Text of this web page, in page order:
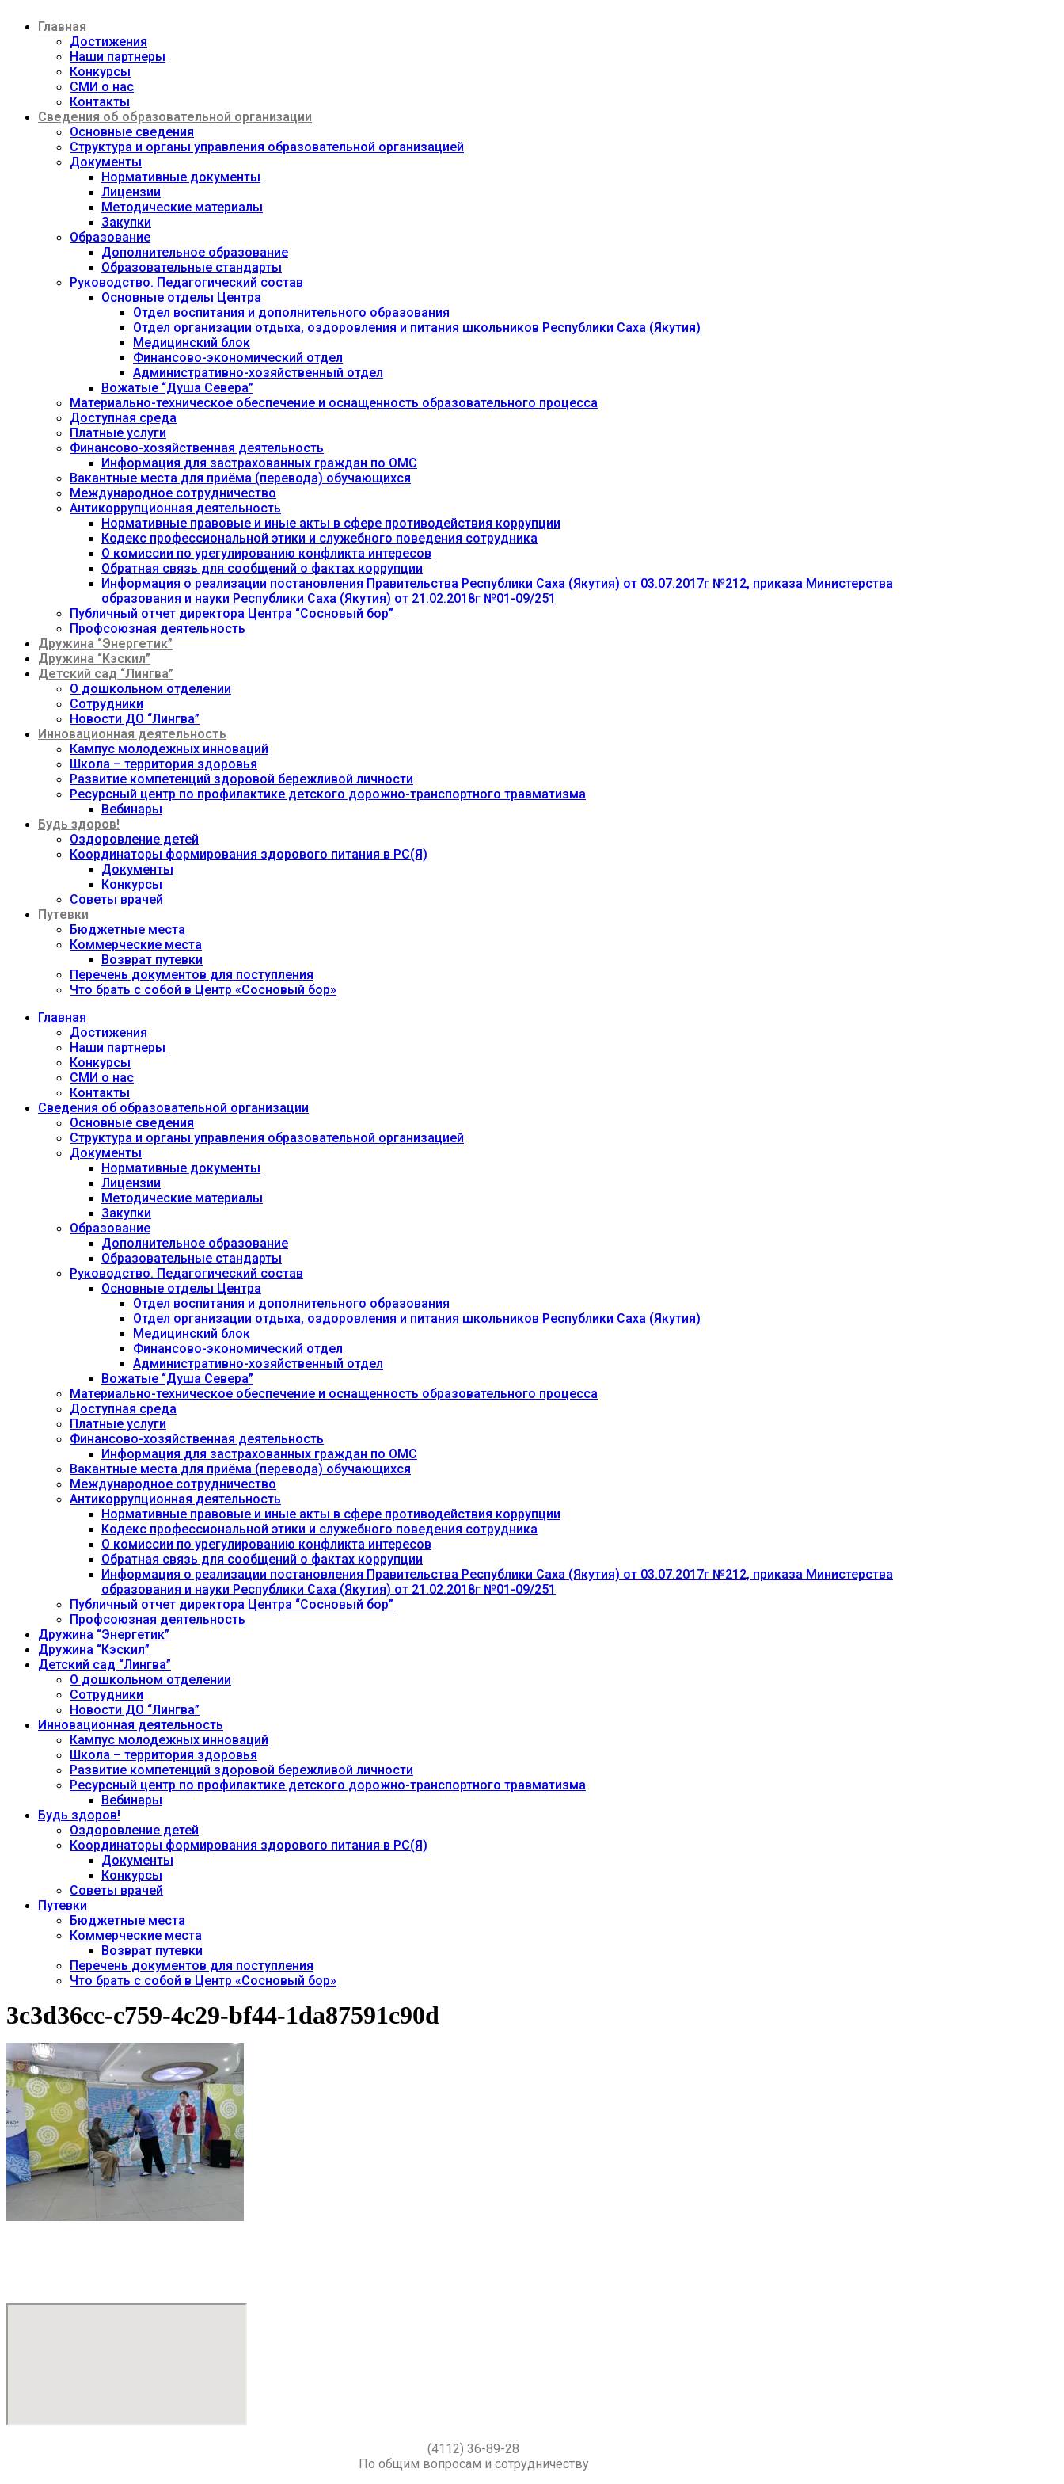
содержимому
Главная
Достижения
Наши партнеры
Конкурсы
СМИ о нас
Контакты
Сведения об образовательной организации
Основные сведения
Структура и органы управления образовательной организацией
Документы
Нормативные документы
Лицензии
Методические материалы
Закупки
Образование
Дополнительное образование
Образовательные стандарты
Руководство. Педагогический состав
Основные отделы Центра
Отдел воспитания и дополнительного образования
Отдел организации отдыха, оздоровления и питания школьников Республики Саха (Якутия)
Медицинский блок
Финансово-экономический отдел
Административно-хозяйственный отдел
Вожатые “Душа Севера”
Материально-техническое обеспечение и оснащенность образовательного процесса
Доступная среда
Платные услуги
Финансово-хозяйственная деятельность
Информация для застрахованных граждан по ОМС
Вакантные места для приёма (перевода) обучающихся
Международное сотрудничество
Антикоррупционная деятельность
Нормативные правовые и иные акты в сфере противодействия коррупции
Кодекс профессиональной этики и служебного поведения сотрудника
О комиссии по урегулированию конфликта интересов
Обратная связь для сообщений о фактах коррупции
Информация о реализации постановления Правительства Республики Саха (Якутия) от 03.07.2017г №212, приказа Министерства
образования и науки Республики Саха (Якутия) от 21.02.2018г №01-09/251
Публичный отчет директора Центра “Сосновый бор”
Профсоюзная деятельность
Дружина “Энергетик”
Дружина “Кэскил”
Детский сад “Лингва”
О дошкольном отделении
Сотрудники
Новости ДО “Лингва”
Инновационная деятельность
Кампус молодежных инноваций
Школа – территория здоровья
Развитие компетенций здоровой бережливой личности
Ресурсный центр по профилактике детского дорожно-транспортного травматизма
Вебинары
Будь здоров!
Оздоровление детей
Координаторы формирования здорового питания в РС(Я)
Документы
Конкурсы
Советы врачей
Путевки
Бюджетные места
Коммерческие места
Возврат путевки
Перечень документов для поступления
Что брать с собой в Центр «Сосновый бор»
Главная
Достижения
Наши партнеры
Конкурсы
СМИ о нас
Контакты
Сведения об образовательной организации
Основные сведения
Структура и органы управления образовательной организацией
Документы
Нормативные документы
Лицензии
Методические материалы
Закупки
Образование
Дополнительное образование
Образовательные стандарты
Руководство. Педагогический состав
Основные отделы Центра
Отдел воспитания и дополнительного образования
Отдел организации отдыха, оздоровления и питания школьников Республики Саха (Якутия)
Медицинский блок
Финансово-экономический отдел
Административно-хозяйственный отдел
Вожатые “Душа Севера”
Материально-техническое обеспечение и оснащенность образовательного процесса
Доступная среда
Платные услуги
Финансово-хозяйственная деятельность
Информация для застрахованных граждан по ОМС
Вакантные места для приёма (перевода) обучающихся
Международное сотрудничество
Антикоррупционная деятельность
Нормативные правовые и иные акты в сфере противодействия коррупции
Кодекс профессиональной этики и служебного поведения сотрудника
О комиссии по урегулированию конфликта интересов
Обратная связь для сообщений о фактах коррупции
Информация о реализации постановления Правительства Республики Саха (Якутия) от 03.07.2017г №212, приказа Министерства
образования и науки Республики Саха (Якутия) от 21.02.2018г №01-09/251
Публичный отчет директора Центра “Сосновый бор”
Профсоюзная деятельность
Дружина “Энергетик”
Дружина “Кэскил”
Детский сад “Лингва”
О дошкольном отделении
Сотрудники
Новости ДО “Лингва”
Инновационная деятельность
Кампус молодежных инноваций
Школа – территория здоровья
Развитие компетенций здоровой бережливой личности
Ресурсный центр по профилактике детского дорожно-транспортного травматизма
Вебинары
Будь здоров!
Оздоровление детей
Координаторы формирования здорового питания в РС(Я)
Документы
Конкурсы
Советы врачей
Путевки
Бюджетные места
Коммерческие места
Возврат путевки
Перечень документов для поступления
Что брать с собой в Центр «Сосновый бор»
3c3d36cc-c759-4c29-bf44-1da87591c90d
(4112) 36-89-28
По общим вопросам и сотрудничеству